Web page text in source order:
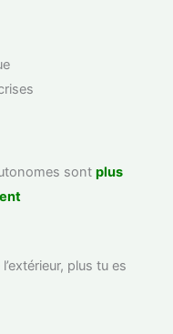
sont plus
plus tu es